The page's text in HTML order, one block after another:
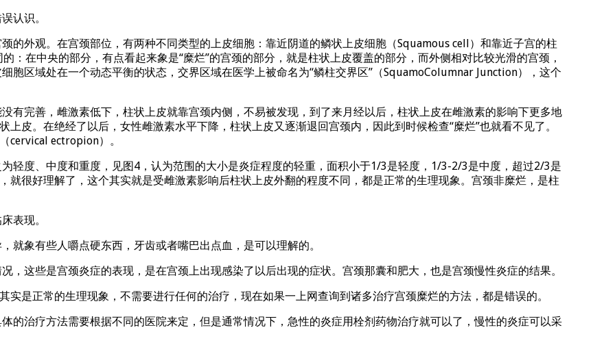
认识。
的外观。在宫颈部位，有两种不同类型的上皮细胞：靠近阴道的鳞状上皮细胞（Squamous cell）和靠近子宫的柱
：在中央的部分，有点看起来象是“糜烂”的宫颈的部分，就是柱状上皮覆盖的部分，而外侧相对比较光滑的宫颈，
胞区域处在一个动态平衡的状态，交界区域在医学上被命名为“鳞柱交界区”（SquamoColumnar Junction），这个
有完善，雌激素低下，柱状上皮就靠宫颈内侧，不易被发现，到了来月经以后，柱状上皮在雌激素的影响下更多地
皮。在绝经了以后，女性雌激素水平下降，柱状上皮又逐渐退回宫颈内，因此到时候检查“糜烂”也就看不见了。
cervical ectropion）。
轻度、中度和重度，见图4，认为范围的大小是炎症程度的轻重，面积小于1/3是轻度，1/3-2/3是中度，超过2/3是
就很好理解了，这个其实就是受雌激素影响后柱状上皮外翻的程度不同，都是正常的生理现象。宫颈非糜烂，是柱
表现。
就象有些人嚼点硬东西，牙齿或者嘴巴出点血，是可以理解的。
，这些是宫颈炎症的表现，是在宫颈上出现感染了以后出现的症状。宫颈那囊和肥大，也是宫颈慢性炎症的结果。
实是正常的生理现象，不需要进行任何的治疗，现在如果一上网查询到诸多治疗宫颈糜烂的方法，都是错误的。
的治疗方法需要根据不同的医院来定，但是通常情况下，急性的炎症用栓剂药物治疗就可以了，慢性的炎症可以采